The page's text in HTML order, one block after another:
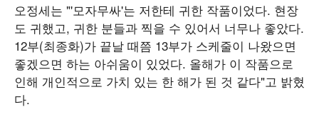
오정세는 "'모자무싸'는 저한테 귀한 작품이었다. 현장
도 귀했고, 귀한 분들과 찍을 수 있어서 너무나 좋았다.
12부(최종화)가 끝날 때쯤 13부가 스케줄이 나왔으면
좋겠으면 하는 아쉬움이 있었다. 올해가 이 작품으로
인해 개인적으로 가치 있는 한 해가 된 것 같다"고 밝혔
다.